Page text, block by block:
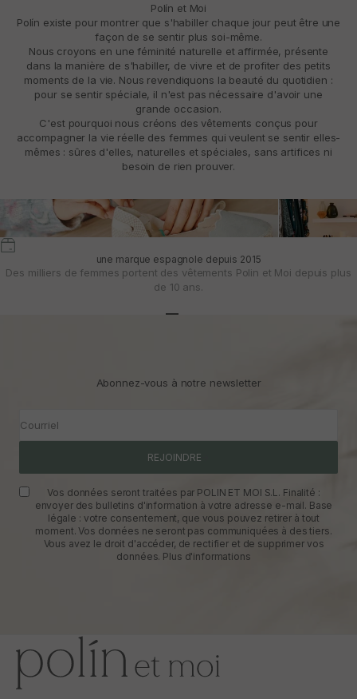
Polín et Moi
Polín existe pour montrer que s'habiller chaque jour peut être une
façon de se sentir plus soi-même.
Nous croyons en une féminité naturelle et affirmée, présente
dans la manière de s'habiller, de vivre et de profiter des petits
moments de la vie. Nous revendiquons la beauté du quotidien :
pour se sentir spéciale, il n'est pas nécessaire d'avoir une
grande occasion.
C'est pourquoi nous créons des vêtements conçus pour
accompagner la vie réelle des femmes qui veulent se sentir elles-
mêmes : sûres d'elles, naturelles et spéciales, sans artifices ni
besoin de rien prouver.
une marque espagnole depuis 2015
Des milliers de femmes portent des vêtements Polin et Moi depuis plus
de 10 ans.
Abonnez-vous à notre newsletter
Courriel
REJOINDRE
Vos données seront traitées par POLIN ET MOI S.L. Finalité :
envoyer des bulletins d'information à votre adresse e-mail. Base
légale : votre consentement, que vous pouvez retirer à tout
moment. Vos données ne seront pas communiquées à des tiers.
Vous avez le droit d'accéder, de rectifier et de supprimer vos
données. Plus d'informations